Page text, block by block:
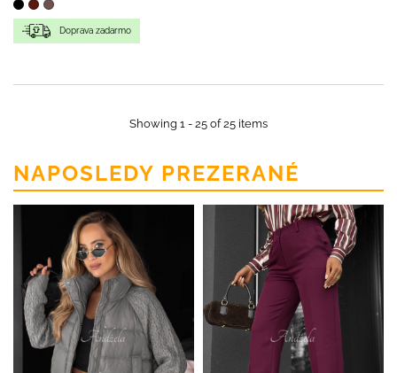
Doprava zadarmo
Showing 1 - 25 of 25 items
NAPOSLEDY PREZERANÉ